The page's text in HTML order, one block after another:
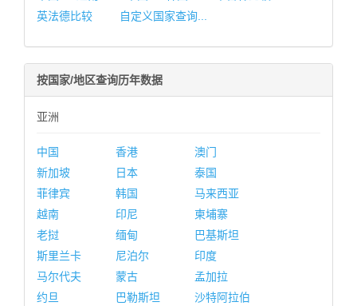
英法德比较
自定义国家查询...
按国家/地区查询历年数据
亚洲
中国 香港
澳门
新加坡
日本
泰国
菲律宾
韩国
马来西亚
越南
印尼
柬埔寨
老挝
缅甸
巴基斯坦
斯里兰卡
尼泊尔
印度
马尔代夫
蒙古
孟加拉
约旦
巴勒斯坦
沙特阿拉伯